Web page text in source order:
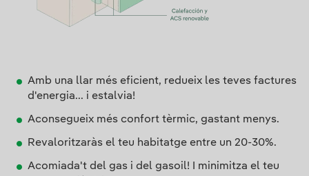
Amb una llar més eficient, redueix les teves factures
d'energia... i estalvia!
Aconsegueix més confort tèrmic, gastant menys.
Revaloritzaràs el teu habitatge entre un 20-30%.
Acomiada't del gas i del gasoil! I minimitza el teu